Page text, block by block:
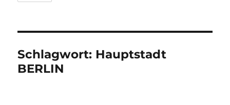
Schlagwort: Hauptstadt
BERLIN